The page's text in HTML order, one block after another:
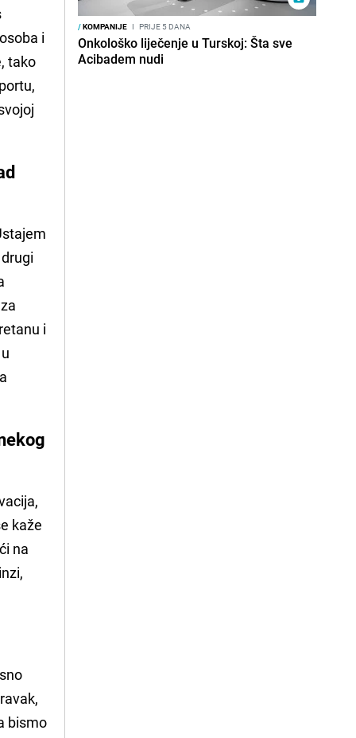
i
tako
i
kaže
na
bismo
/KOMPANIJE I PRIJE 5 DANA
Onkološko liječenje u Turskoj: Šta sve
Acibadem nudi